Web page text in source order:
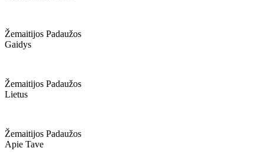
Žemaitijos Padaužos
Gaidys
Žemaitijos Padaužos
Lietus
Žemaitijos Padaužos
Apie Tave